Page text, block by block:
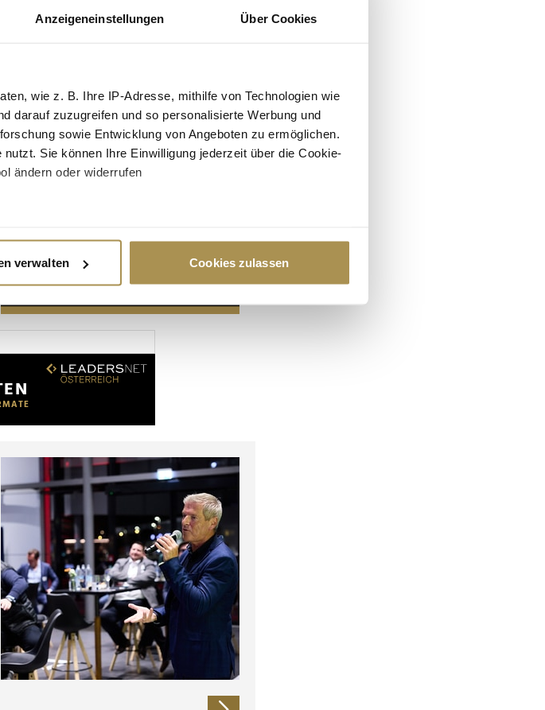
Anzeigeneinstellungen Über Cookies
wie z. B. Ihre IP-Adresse, mithilfe von Technologien wie
darauf zuzugreifen und so personalisierte Werbung und
sowie Entwicklung von Angeboten zu ermöglichen.
Sie können Ihre Einwilligung jederzeit über die Cookie-
ändern oder widerrufen
werden, und legen Sie Ihre Präferenzen im
Funktionen für soziale Medien anbieten zu können
weiter. Unsere Partner führen diese Informationen
haben oder die sie im Rahmen Ihrer Nutzung
verwalten Cookies zulassen
Advertisement